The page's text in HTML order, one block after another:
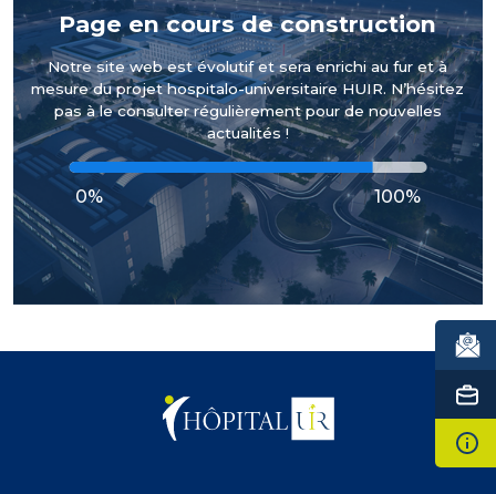
Page en cours de construction
Notre site web est évolutif et sera enrichi au fur et à
mesure du projet hospitalo-universitaire HUIR. N’hésitez
pas à le consulter régulièrement pour de nouvelles
actualités !
0% 100%